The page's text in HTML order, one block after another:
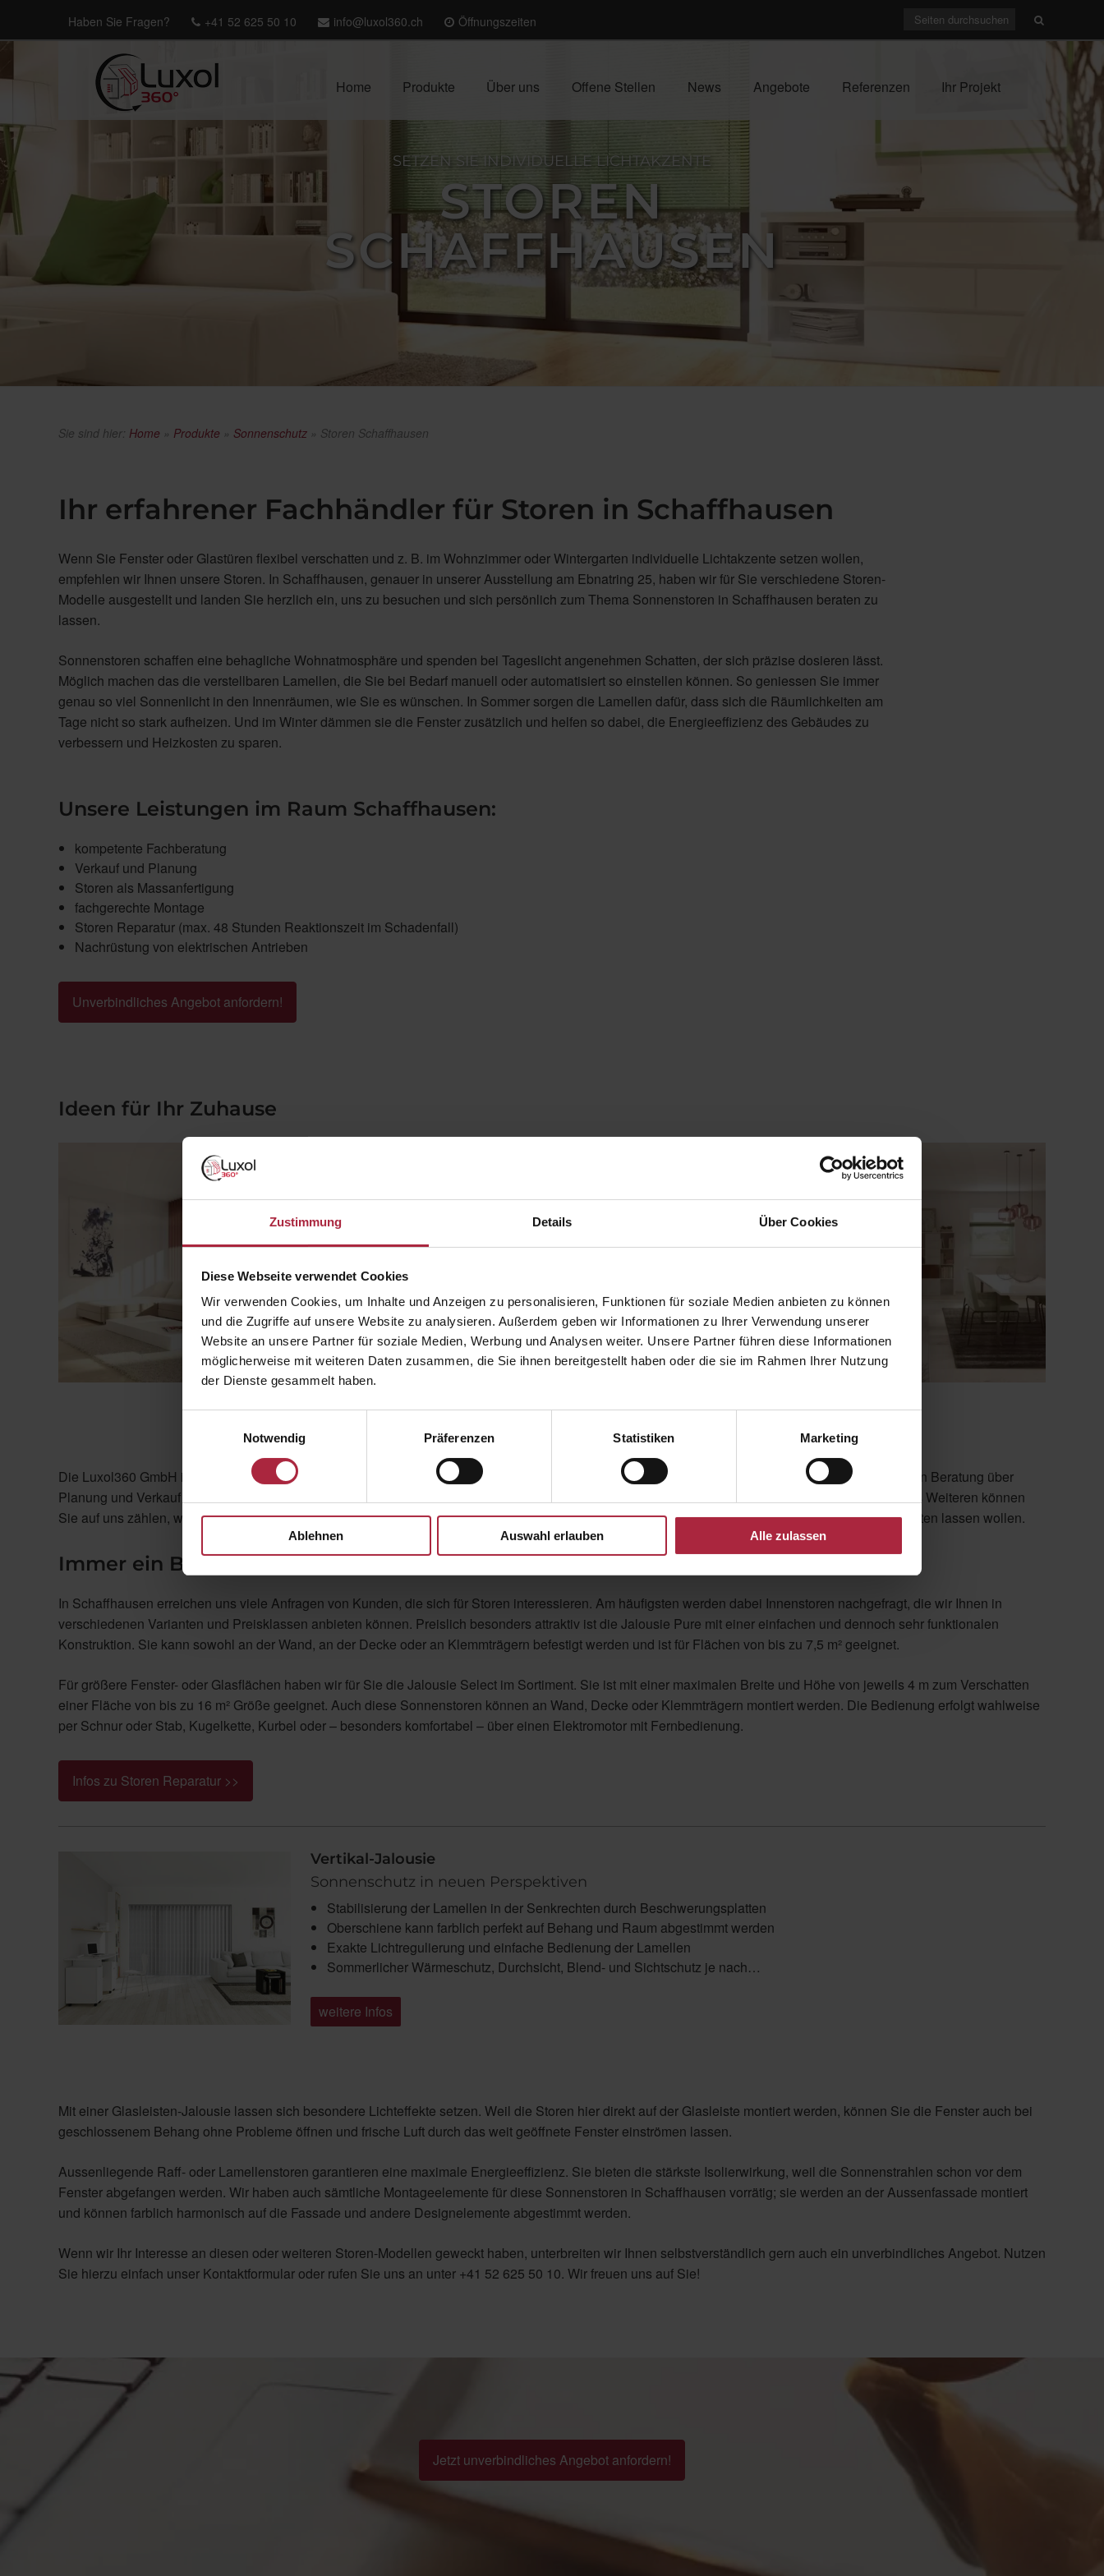
Zustimmung Details Über Cookies
Diese Webseite verwendet Cookies
Wir verwenden Cookies, um Inhalte und Anzeigen zu personalisieren, Funktionen für soziale Medien anbieten zu können
und die Zugriffe auf unsere Website zu analysieren. Außerdem geben wir Informationen zu Ihrer Verwendung unserer
Website an unsere Partner für soziale Medien, Werbung und Analysen weiter. Unsere Partner führen diese Informationen
möglicherweise mit weiteren Daten zusammen, die Sie ihnen bereitgestellt haben oder die sie im Rahmen Ihrer Nutzung
der Dienste gesammelt haben.
Notwendig
Präferenzen Statistiken Marketing
Ablehnen Auswahl erlauben Alle zulassen
Haben Sie Fragen? +41 52 625 50 10 info@luxol360.ch Öffnungszeiten
Home Produkte Über uns Offene Stellen News Angebote Referenzen Ihr Projekt
SETZEN SIE INDIVIDUELLE LICHTAKZENTE
STOREN
SCHAFFHAUSEN
Sie sind hier: Home » Produkte » Sonnenschutz » Storen Schaffhausen
Ihr erfahrener Fachhändler für Storen in Schaffhausen
Wenn Sie Fenster oder Glastüren flexibel verschatten und z. B. im Wohnzimmer oder Wintergarten individuelle Lichtakzente setzen wollen,
empfehlen wir Ihnen unsere Storen. In Schaffhausen, genauer in unserer Ausstellung am Ebnatring 25, haben wir für Sie verschiedene Storen-
Modelle ausgestellt und landen Sie herzlich ein, uns zu besuchen und sich persönlich zum Thema Sonnenstoren in Schaffhausen beraten zu
lassen.
Sonnenstoren schaffen eine behagliche Wohnatmosphäre und spenden bei Tageslicht angenehmen Schatten, der sich präzise dosieren lässt.
Möglich machen das die verstellbaren Lamellen, die Sie bei Bedarf manuell oder automatisiert so einstellen können. So geniessen Sie immer
genau so viel Sonnenlicht in den Innenräumen, wie Sie es wünschen. In Sommer sorgen die Lamellen dafür, dass sich die Räumlichkeiten am
Tage nicht so stark aufheizen. Und im Winter dämmen sie die Fenster zusätzlich und helfen so dabei, die Energieeffizienz des Gebäudes zu
verbessern und Heizkosten zu sparen.
Unsere Leistungen im Raum Schaffhausen:
kompetente Fachberatung
Verkauf und Planung
Storen als Massanfertigung
fachgerechte Montage
Storen Reparatur (max. 48 Stunden Reaktionszeit im Schadenfall)
Nachrüstung von elektrischen Antrieben
Unverbindliches Angebot anfordern!
Ideen für Ihr Zuhause
Die Luxol360 GmbH ist Ihr kompetenter Fachhändler und Montagebetrieb für Storen in Schaffhausen und der gesamten Region. Von der kompetenten Beratung über
Planung und Verkauf bis hin zur Massanfertigung und der fachgerechten Montage Ihrer Sonnenstoren stehen wir Ihnen mit Rat und Tat zur Seite. Des Weiteren können
Sie auf uns zählen, wenn Sie Ihre Storen in Schaffhausen oder einer der Nachbargemeinden reparieren oder mit einem elektrischen Antrieb nachrüsten lassen wollen.
Immer ein Blickfang, egal ob innen oder außen angebracht: Storen
In Schaffhausen erreichen uns viele Anfragen von Kunden, die sich für Storen interessieren. Am häufigsten werden dabei Innenstoren nachgefragt, die wir Ihnen in
verschiedenen Varianten und Preisklassen anbieten können. Preislich besonders attraktiv ist die Jalousie Pure mit einer einfachen und dennoch sehr funktionalen
Konstruktion. Sie kann sowohl an der Wand, an der Decke oder an Klemmträgern befestigt werden und ist für Flächen von bis zu 7,5 m² geeignet.
Für größere Fenster- oder Glasflächen haben wir für Sie die Jalousie Select im Sortiment. Sie ist mit einer maximalen Breite und Höhe von jeweils 4 m zum Verschatten
einer Fläche von bis zu 16 m² Größe geeignet. Auch diese Sonnenstoren können an Wand, Decke oder Klemmträgern montiert werden. Die Bedienung erfolgt wahlweise
per Schnur oder Stab, Kugelkette, Kurbel oder – besonders komfortabel – über einen Elektromotor mit Fernbedienung.
Infos zu Storen Reparatur >>
Vertikal-Jalousie
Sonnenschutz in neuen Perspektiven
Stabilisierung der Lamellen in der Senkrechten durch Beschwerungsplatten
Oberschiene kann farblich perfekt auf Behang und Raum abgestimmt werden
Exakte Lichtregulierung und einfache Bedienung der Lamellen
Sommerlicher Wärmeschutz, Durchsicht, Blend- und Sichtschutz je nach…
weitere Infos
Mit einer Glasleisten-Jalousie lassen sich besondere Lichteffekte setzen. Weil die Storen hier direkt auf der Glasleiste montiert werden, können Sie die Fenster auch bei
geschlossenem Behang ohne Probleme öffnen und frische Luft durch das weit geöffnete Fenster einströmen lassen.
Aussenliegende Raff- oder Lamellenstoren garantieren eine maximale Energieeffizienz. Sie bieten die stärkste Isolierwirkung, weil die Sonnenstrahlen schon vor dem
Fenster abgefangen werden. Wir haben auch sämtliche Montageelemente für diese Sonnenstoren in Schaffhausen vorrätig; sie werden an der Aussenfassade montiert
und können farblich harmonisch auf die Fassade und andere Designelemente abgestimmt werden.
Wenn wir Ihr Interesse an diesen oder weiteren Storen-Modellen geweckt haben, unterbreiten wir Ihnen selbstverständlich gern auch ein unverbindliches Angebot. Nutzen
Sie hierzu einfach unser Kontaktformular oder rufen Sie uns an unter +41 52 625 50 10. Wir freuen uns auf Sie!
Jetzt unverbindliches Angebot anfordern!